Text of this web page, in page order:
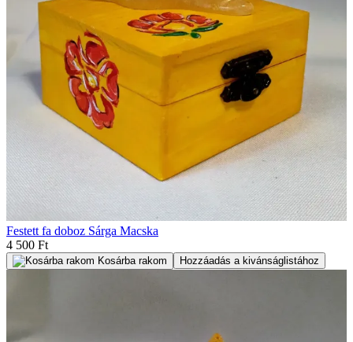
Festett fa doboz Sárga Macska
4 500 Ft
Kosárba rakom Hozzáadás a kivánságlistához